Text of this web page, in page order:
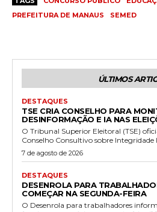
PREFEITURA DE MANAUS
SEMED
ÚLTIMOS
DESTAQUES
TSE CRIA CONSELHO PARA
DESINFORMAÇÃO E IA NAS
O Tribunal Superior Eleitoral (TSE)
Conselho Consultivo sobre
7 de agosto de 2026
DESTAQUES
DESENROLA PARA
COMEÇAR NA SEGUNDA-FEIRA
O Desenrola para trabalhadores